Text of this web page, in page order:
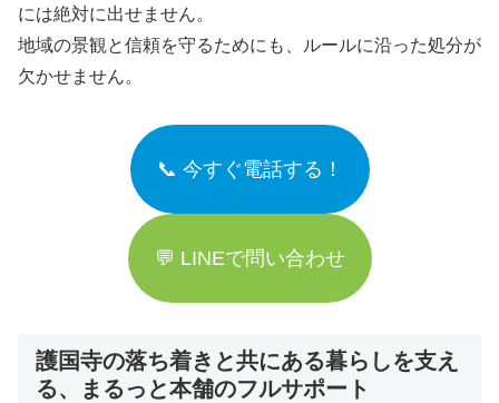
には絶対に出せません。
地域の景観と信頼を守るためにも、ルールに沿った処分が
欠かせません。
📞 今すぐ電話する！
💬 LINEで問い合わせ
護国寺の落ち着きと共にある暮らしを支え
る、まるっと本舗のフルサポート